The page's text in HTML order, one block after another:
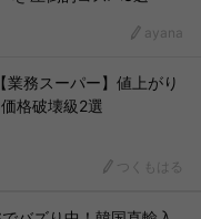
ayana
業務スーパー】値上がり
格破壊級2選
つくもはる